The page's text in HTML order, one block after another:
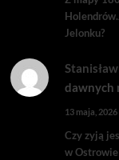
Jelonku?
dawnych
13 maja, 2026
Czy zyją
w Ostrowie